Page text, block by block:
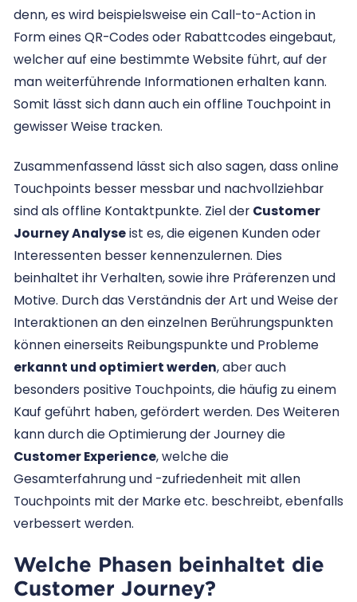
denn, es wird beispielsweise ein Call-to-Action in
Form eines QR-Codes oder Rabattcodes eingebaut,
welcher auf eine bestimmte Website führt, auf der
man weiterführende Informationen erhalten kann.
Somit lässt sich dann auch ein offline Touchpoint in
gewisser Weise tracken.
Zusammenfassend lässt sich also sagen, dass online
Touchpoints besser messbar und nachvollziehbar
sind als offline Kontaktpunkte. Ziel der Customer
Journey Analyseist es, die eigenen Kunden oder
Interessenten besser kennenzulernen. Dies
beinhaltet ihr Verhalten, sowie ihre Präferenzen und
Motive. Durch das Verständnis der Art und Weise der
Interaktionen an den einzelnen Berührungspunkten
können einerseits Reibungspunkte und Probleme
erkannt und optimiert werden, aber auch
besonders positive Touchpoints, die häufig zu einem
Kauf geführt haben, gefördert werden. Des Weiteren
kann durch die Optimierung der Journey die
Customer Experience, welche die
Gesamterfahrung und -zufriedenheit mit allen
Touchpoints mit der Marke etc. beschreibt, ebenfalls
verbessert werden.
Welche Phasen beinhaltet die
Customer Journey?